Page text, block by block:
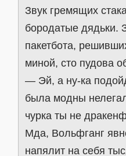
Звук гремящих
бородатые дядьки.
пакетбота,
миной, сто пудова
— Эй, а ну-ка
была модны
чурка ты не
Мда, Вольфганг
напялит на себя